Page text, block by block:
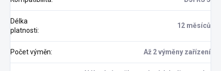
Délka
platnosti:
12 měsíců
Počet výměn: Až 2 výměny zařízení